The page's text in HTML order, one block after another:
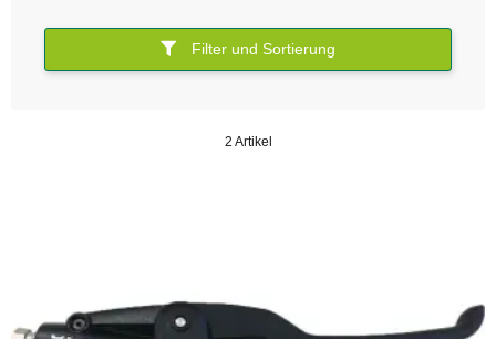
Filter und Sortierung
2 Artikel